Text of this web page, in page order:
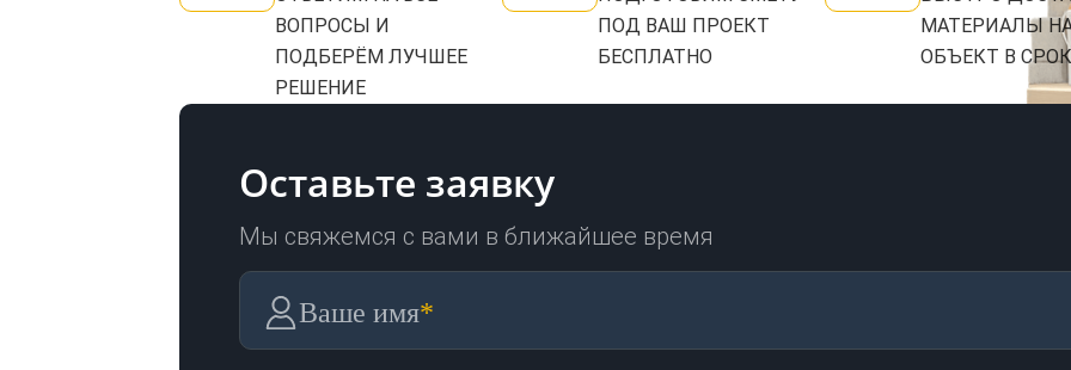
ВОПРОСЫ И
ПОДБЕРЁМ ЛУЧШЕЕ
РЕШЕНИЕ
ПОД ВАШ ПРОЕКТ
БЕСПЛАТНО
МАТЕРИАЛЫ
ОБЪЕКТ В СРОК
Оставьте заявку
Мы свяжемся с вами в ближайшее время
Ваше имя*